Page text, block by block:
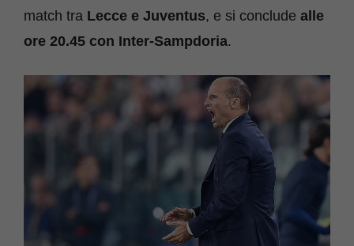
match tra Lecce e Juventus, e si conclude alle
ore 20.45 con Inter-Sampdoria.